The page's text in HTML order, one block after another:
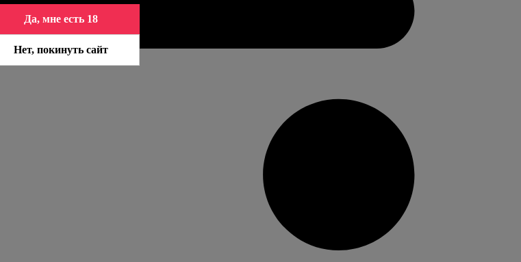
Да, мне есть 18
Нет, покинуть сайт